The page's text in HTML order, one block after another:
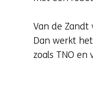
Van de Zandt
Dan werkt
zoals TNO en